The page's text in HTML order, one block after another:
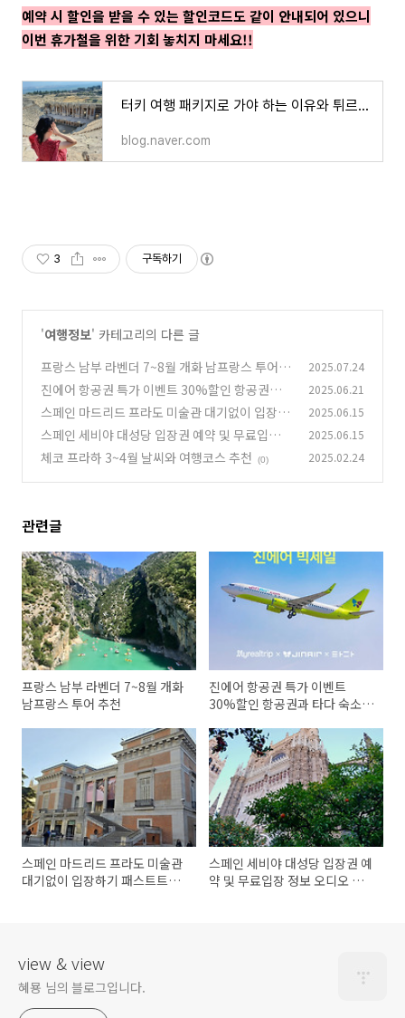
예약 시 할인을 받을 수 있는 할인코드도 같이 안내되어 있으니
이번 휴가철을 위한 기회 놓치지 마세요!!
터키 여행 패키지로 가야 하는 이유와 튀르키예 5박 6일 패키지 투어 추천
blog.naver.com
3 구독하기
'여행정보' 카테고리의 다른 글
프랑스 남부 라벤더 7~8월 개화 남프랑스 투어
추천
(2)
2025.07.24
진에어 항공권 특가 이벤트 30%할인 항공권과
타다 숙소 추가 할인까지
(0)
2025.06.21
스페인 마드리드 프라도 미술관 대기없이 입장하
기 패스트트랙 입장권 예매와 가이드 추천 (2)
2025.06.15
스페인 세비야 대성당 입장권 예약 및 무료입장
정보 오디오 가이드 안내와 가이드 투어 추천
2025.06.15
체코 프라하 3~4월 날씨와 여행코스 추천 (0) 2025.02.24
관련글
프랑스 남부 라벤더 7~8월 개화
남프랑스 투어 추천
진에어 항공권 특가 이벤트
30%할인 항공권과 타다 숙소
스페인 마드리드 프라도 미술관
대기없이 입장하기 패스트트랙
스페인 세비야 대성당 입장권 예
약 및 무료입장 정보 오디오 가
view & view
혜묭 님의 블로그입니다.